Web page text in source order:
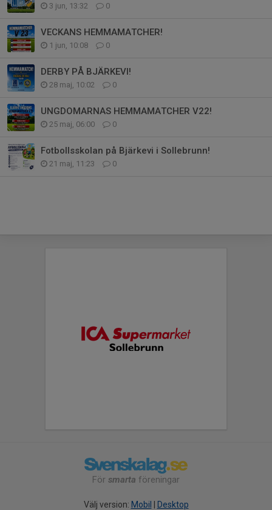
3 jun, 13:32 0
VECKANS HEMMAMATCHER!
1 jun, 10:08 0
DERBY PÅ BJÄRKEVI!
28 maj, 10:02 0
UNGDOMARNAS HEMMAMATCHER V22!
25 maj, 06:00 0
Fotbollsskolan på Bjärkevi i Sollebrunn!
21 maj, 11:23 0
För smarta föreningar
Välj version: Mobil | Desktop